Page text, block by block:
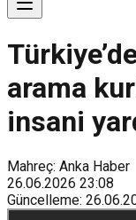
arama
insani
Mahreç: Anka Haber
26.06.2026 23:08
Güncelleme: